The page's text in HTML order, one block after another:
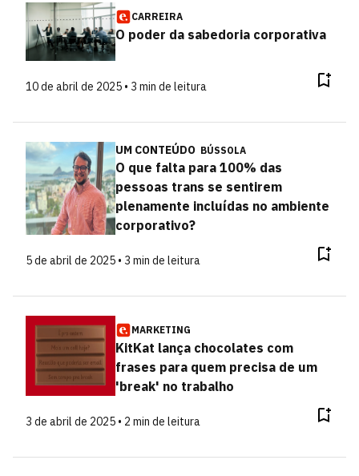
CARREIRA
O poder da sabedoria corporativa
10 de abril de 2025 • 3 min de leitura
UM CONTEÚDO BÚSSOLA
O que falta para 100% das
pessoas trans se sentirem
plenamente incluídas no ambiente
corporativo?
5 de abril de 2025 • 3 min de leitura
MARKETING
KitKat lança chocolates com
frases para quem precisa de um
'break' no trabalho
3 de abril de 2025 • 2 min de leitura